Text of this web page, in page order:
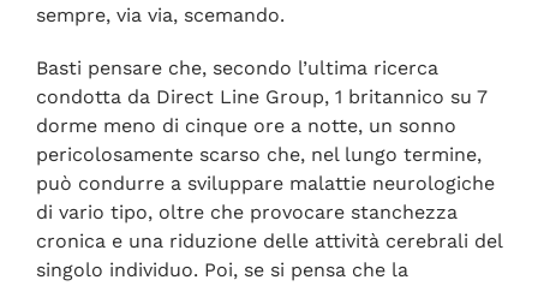
sempre, via via, scemando.
Basti pensare che, secondo l’ultima ricerca
condotta da Direct Line Group, 1 britannico su 7
dorme meno di cinque ore a notte, un sonno
pericolosamente scarso che, nel lungo termine,
può condurre a sviluppare malattie neurologiche
di vario tipo, oltre che provocare stanchezza
cronica e una riduzione delle attività cerebrali del
singolo individuo. Poi, se si pensa che la